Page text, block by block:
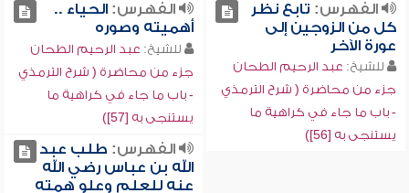
الفهرس: تابع نظر
كل من الزوجين إلى
عورة الآخر
للشيخ: عبد الرحيم الطحان
جزء من محاضرة ( شرح الترمذي
- باب ما جاء في كراهية ما
يستنجى به [56])
الفهرس:الحياء ..
أهميته وصوره
للشيخ: عبد الرحيم الطحان
جزء من محاضرة ( شرح الترمذي
- باب ما جاء في كراهية ما
يستنجى به [57])
الفهرس: طلب عبد
الله بن عباس رضي الله
عنه للعلم وعلو همته